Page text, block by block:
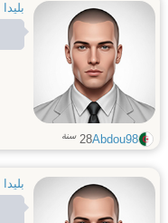
بليدا
Abdou98
28 سنة
بليدا